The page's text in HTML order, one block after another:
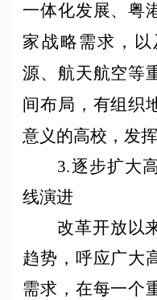
一体化发展、粤
家战略需求，
源、航天航空等
间布局，有组织
意义的高校，发
3.逐步扩大
线演进
改革开放以
趋势，呼应广大
需求，在每一个